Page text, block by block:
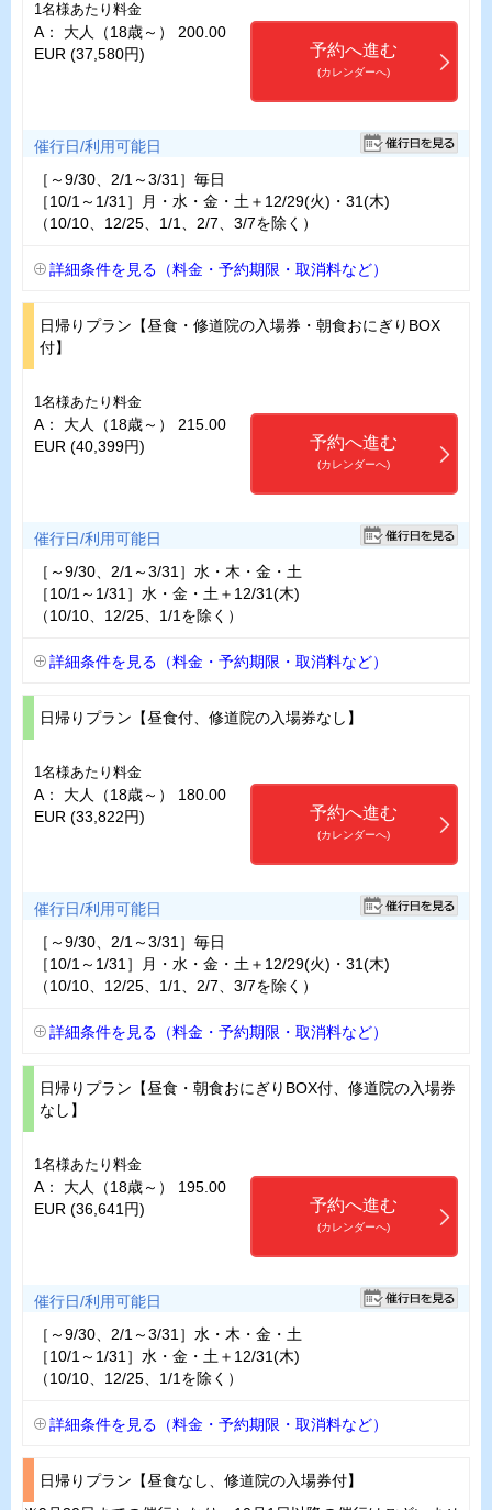
1名様あたり料金
A： 大人（18歳～） 200.00
EUR (37,580円)
予約へ進む
(カレンダーへ)
催行日/利用可能日
［～9/30、2/1～3/31］毎日
［10/1～1/31］月・水・金・土＋12/29(火)・31(木)
（10/10、12/25、1/1、2/7、3/7を除く）
詳細条件を見る（料金・予約期限・取消料など）
日帰りプラン【昼食・修道院の入場券・朝食おにぎりBOX
付】
1名様あたり料金
A： 大人（18歳～） 215.00
EUR (40,399円)
予約へ進む
(カレンダーへ)
催行日/利用可能日
［～9/30、2/1～3/31］水・木・金・土
［10/1～1/31］水・金・土＋12/31(木)
（10/10、12/25、1/1を除く）
詳細条件を見る（料金・予約期限・取消料など）
日帰りプラン【昼食付、修道院の入場券なし】
1名様あたり料金
A： 大人（18歳～） 180.00
EUR (33,822円)
予約へ進む
(カレンダーへ)
催行日/利用可能日
［～9/30、2/1～3/31］毎日
［10/1～1/31］月・水・金・土＋12/29(火)・31(木)
（10/10、12/25、1/1、2/7、3/7を除く）
詳細条件を見る（料金・予約期限・取消料など）
日帰りプラン【昼食・朝食おにぎりBOX付、修道院の入場券
なし】
1名様あたり料金
A： 大人（18歳～） 195.00
EUR (36,641円)
予約へ進む
(カレンダーへ)
催行日/利用可能日
［～9/30、2/1～3/31］水・木・金・土
［10/1～1/31］水・金・土＋12/31(木)
（10/10、12/25、1/1を除く）
詳細条件を見る（料金・予約期限・取消料など）
日帰りプラン【昼食なし、修道院の入場券付】